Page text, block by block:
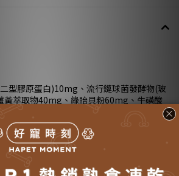
型膠原蛋白)10mg、流行鏈球菌發酵物(玻
黃萃取物40mg、綠貽貝粉60mg、牛磺酸
桂脂鈉、二氧化鈦、純水、甘油。
粉末灑在寵物飼料或食物即可，或直接餵